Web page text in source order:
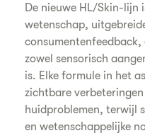
De nieuwe HL/Skin-lijn
wetenschap,
zowel sensorisch
is. Elke formule in het
zichtbare
huidproblemen, terwijl
en wetenschappelijke